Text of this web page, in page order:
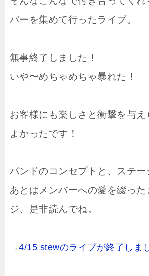
バーを集めて行ったライブ。
無事終了しました！
いや〜めちゃめちゃ暴れた！
お客様にも楽しさと衝撃を与
よかったです！
バンドのコンセプトと、ステー
あとはメンバーへの愛を綴った
ジ、是非読んでね。
→4/15 stewのライブが終了しま